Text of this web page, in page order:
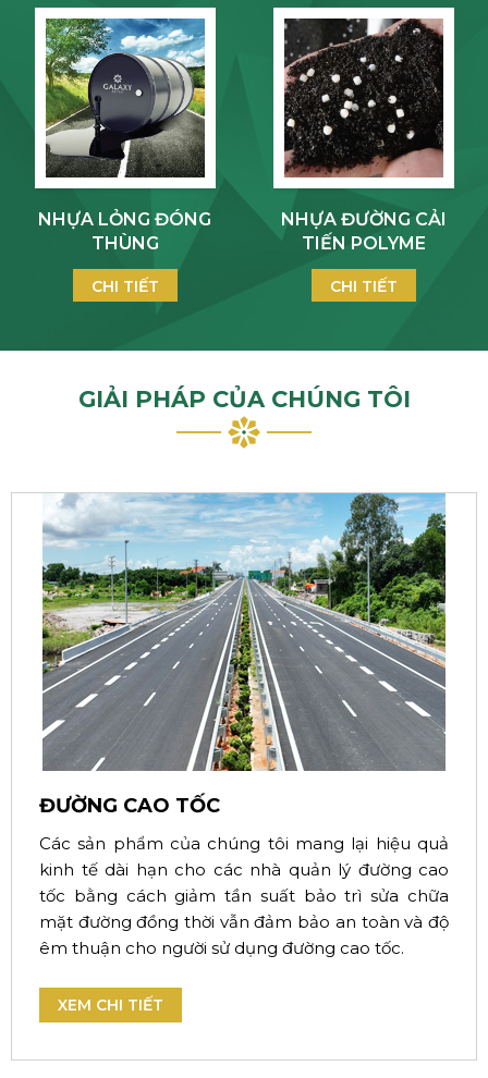
NHỰA LỎNG ĐÓNG
THÙNG
CHI TIẾT
NHỰA ĐƯỜNG CẢI
TIẾN POLYME
CHI TIẾT
GIẢI PHÁP CỦA CHÚNG TÔI
ĐƯỜNG CAO TỐC
Các sản phẩm của chúng tôi mang lại hiệu quả
kinh tế dài hạn cho các nhà quản lý đường cao
tốc bằng cách giảm tần suất bảo trì sửa chữa
mặt đường đồng thời vẫn đảm bảo an toàn và độ
êm thuận cho người sử dụng đường cao tốc.
XEM CHI TIẾT